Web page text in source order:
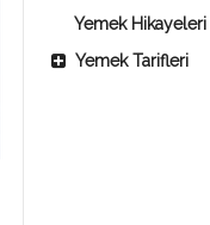
Yemek Hikayeleri
Yemek Tarifleri